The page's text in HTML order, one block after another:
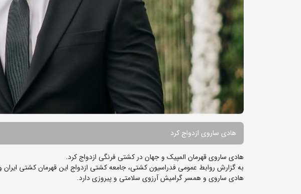
هادی ساروی ازدواج کرد
هادی ساروی قهرمان المپیک و جهان در کشتی فرنگی ازدواج کرد.
به گزارش روابط عمومی فدراسیون کشتی، جامعه کشتی ازدواج این قهرمان کشتی ایران
هادی ساروی و همسر گرامیش آرزوی سلامتی و پیروزی دارد.